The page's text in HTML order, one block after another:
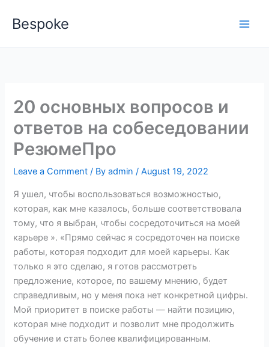
Bespoke
20 основных вопросов и
ответов на собеседовании
РезюмеПро
Leave a Comment / Byadmin/August 19, 2022
Я ушел, чтобы воспользоваться возможностью,
которая, как мне казалось, больше соответствовала
тому, что я выбран, чтобы сосредоточиться на моей
карьере ». «Прямо сейчас я сосредоточен на поиске
работы, которая подходит для моей карьеры. Как
только я это сделаю, я готов рассмотреть
предложение, которое, по вашему мнению, будет
справедливым, но у меня пока нет конкретной цифры.
Мой приоритет в поиске работы — найти позицию,
которая мне подходит и позволит мне продолжить
обучение и стать более квалифицированным.